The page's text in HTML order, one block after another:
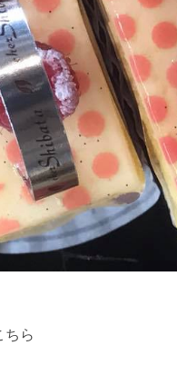
ちら